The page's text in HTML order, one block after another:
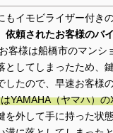
もイモビライザー付き
依頼されたお客様のバ
客様は船橋市のマンシ
としてしまったため、
したので、早速お客様
YAMAHA（ヤマハ）
を外して手に持った状